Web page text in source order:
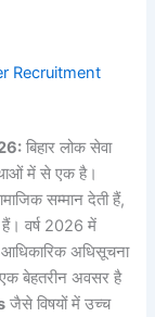
Recruitment
बिहार लोक सेवा
में से एक है।
सम्मान देती हैं,
हैं। वर्ष 2026 में
आधिकारिक अधिसूचना
एक बेहतरीन अवसर है
जैसे विषयों में उच्च